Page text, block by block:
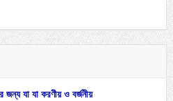
জন্য যা যা করণীয় ও বর্জনীয়